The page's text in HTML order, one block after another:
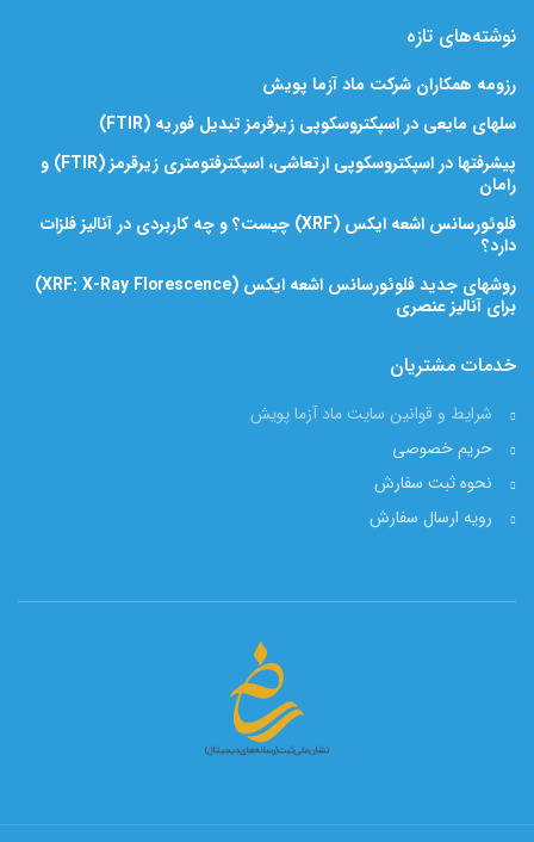
نوشته‌های تازه
رزومه همکاران شرکت ماد آزما پویش
سلهای مایعی در اسپکتروسکوپی زیرقرمز تبدیل فوریه (FTIR)
پیشرفتها در اسپکتروسکوپی ارتعاشی، اسپکترفتومتری زیرقرمز (FTIR) و
رامان
فلوئورسانس اشعه ایکس (XRF) چیست؟ و چه کاربردی در آنالیز فلزات
دارد؟
روشهای جدید فلوئورسانس اشعه ایکس (XRF: X-Ray Florescence)
برای آنالیز عنصری
خدمات مشتریان
شرایط و قوانین سایت ماد آزما پویش
حریم خصوصی
نحوه ثبت سفارش
رویه ارسال سفارش